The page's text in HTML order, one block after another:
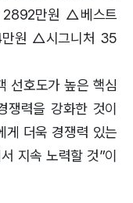
만원 △베스트
원 △시그니처 35
선호도가 높은 핵심
력을 강화한 것이
게 더욱 경쟁력 있는
지속 노력할 것”이